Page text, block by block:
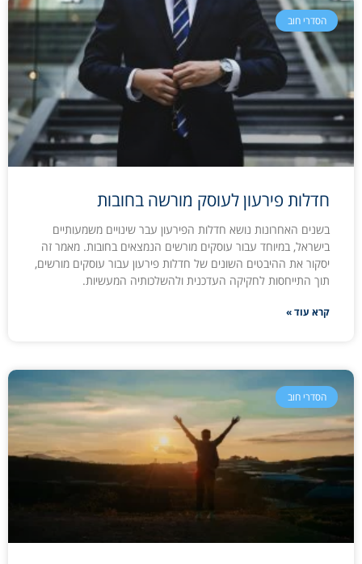
הסדרי חוב
חדלות פירעון לעוסק מורשה בחובות
בשנים האחרונות נושא חדלות הפירעון עבר שינויים משמעותיים
בישראל, במיוחד עבור עוסקים מורשים הנמצאים בחובות. מאמר זה
יסקור את ההיבטים השונים של חדלות פירעון עבור עוסקים מורשים,
תוך התייחסות לחקיקה העדכנית ולהשלכותיה המעשיות.
קרא עוד »
הסדרי חוב